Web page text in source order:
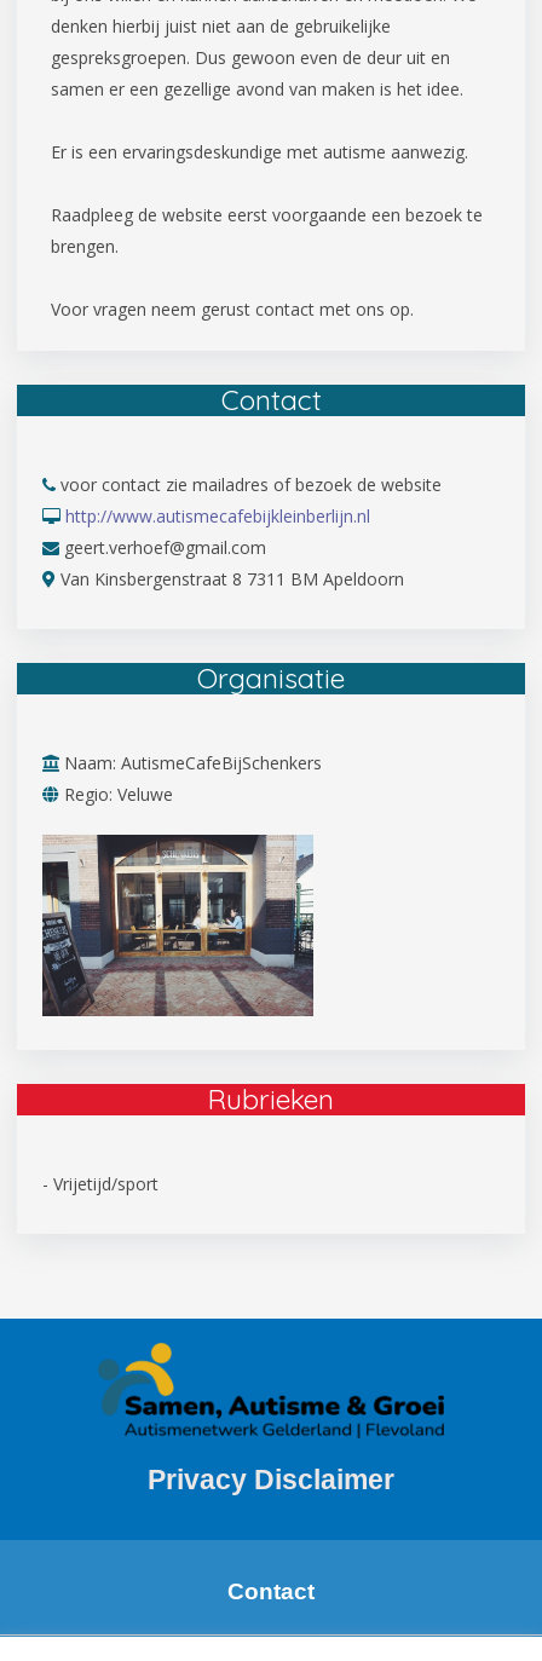
denken hierbij juist niet aan de gebruikelijke
gespreksgroepen. Dus gewoon even de deur uit en
samen er een gezellige avond van maken is het idee.
Er is een ervaringsdeskundige met autisme aanwezig.
Raadpleeg de website eerst voorgaande een bezoek te
brengen.
Voor vragen neem gerust contact met ons op.
Contact
voor contact zie mailadres of bezoek de website
http://www.autismecafebijkleinberlijn.nl
geert.verhoef@gmail.com
Van Kinsbergenstraat 8 7311 BM Apeldoorn
Organisatie
Naam: AutismeCafeBijSchenkers
Regio: Veluwe
Rubrieken
- Vrijetijd/sport
Privacy Disclaimer
Contact